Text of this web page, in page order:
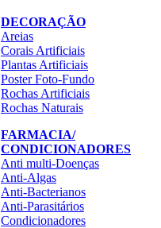
DECORAÇÃO
Areias
Corais Artificiais
Plantas Artificiais
Poster Foto-Fundo
Rochas Artificiais
Rochas Naturais
FARMACIA/
CONDICIONADORES
Anti multi-Doenças
Anti-Algas
Anti-Bacterianos
Anti-Parasitários
Condicionadores